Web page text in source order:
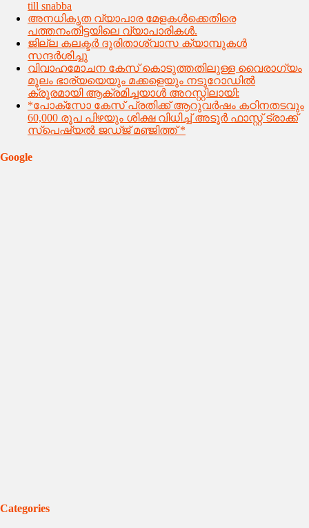
till snabba
അനധികൃത വ്യാപാര മേളകൾക്കെതിരെ
പത്തനംതിട്ടയിലെ വ്യാപാരികൾ.
ജില്ല കലക്ടര്‍ ദുരിതാശ്വാസ ക്യാമ്പുകള്‍
സന്ദര്‍ശിച്ചു
വിവാഹമോചന കേസ് കൊടുത്തതിലുള്ള വൈരാഗ്യം
മൂലം ഭാര്യയെയും മക്കളെയും നടുറോഡിൽ
ക്രൂരമായി ആക്രമിച്ചയാൾ അറസ്റ്റിലായി:
*പോക്സോ കേസ് പ്രതിക്ക് ആറുവർഷം കഠിനതടവും
60,000 രൂപ പിഴയും ശിക്ഷ വിധിച്ച് അടൂർ ഫാസ്റ്റ് ട്രാക്ക്
സ്പെഷ്യൽ ജഡ്ജ് മഞ്ജിത്ത് *
Google
Categories